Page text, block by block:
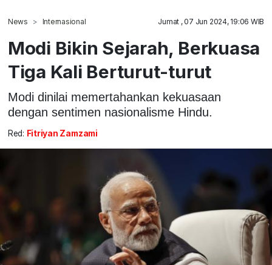
News Internasional Jumat , 07 Jun 2024, 19:06 WIB
Modi Bikin Sejarah, Berkuasa
Tiga Kali Berturut-turut
Modi dinilai memertahankan kekuasaan
dengan sentimen nasionalisme Hindu.
Red: Fitriyan Zamzami